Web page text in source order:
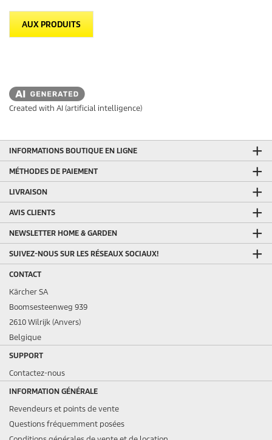
AUX PRODUITS
Created with AI (artificial intelligence)
INFORMATIONS BOUTIQUE EN LIGNE
MÉTHODES DE PAIEMENT
LIVRAISON
AVIS CLIENTS
NEWSLETTER HOME & GARDEN
SUIVEZ-NOUS SUR LES RÉSEAUX SOCIAUX!
CONTACT
Kärcher SA
Boomsesteenweg 939
2610 Wilrijk (Anvers)
Belgique
SUPPORT
Contactez-nous
INFORMATION GÉNÉRALE
Revendeurs et points de vente
Questions fréquemment posées